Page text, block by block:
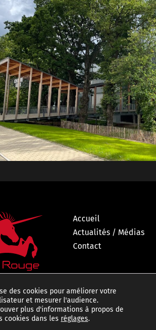
Accueil
Actualités / Médias
Contact
Mentions légales
des cookies pour améliorer votre
et mesurer l'audience.
plus d'informations à propos de
cookies dans les réglages.